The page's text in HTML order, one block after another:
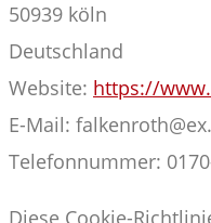
50939 köln
Deutschland
Website: https://
E-Mail: falkenroth@
Telefonnummer:
Diese Cookie-